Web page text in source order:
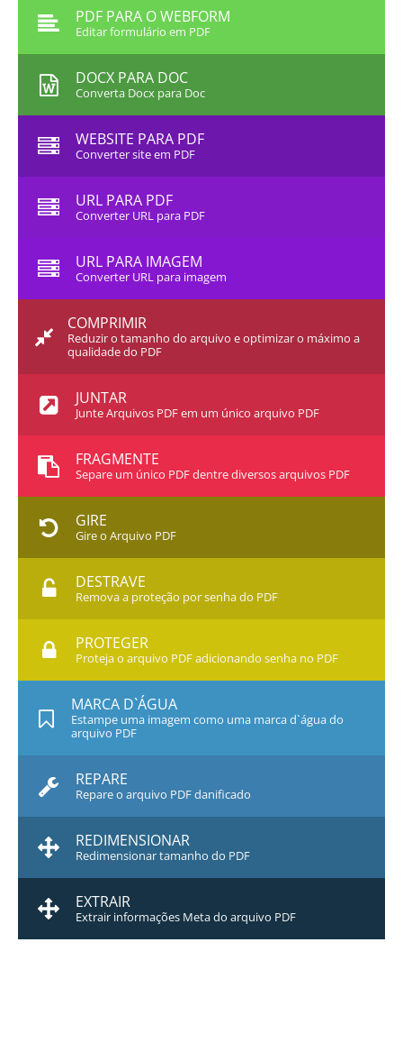
PDF PARA O WEBFORM
Editar formulário em PDF
DOCX PARA DOC
Converta Docx para Doc
WEBSITE PARA PDF
Converter site em PDF
URL PARA PDF
Converter URL para PDF
URL PARA IMAGEM
Converter URL para imagem
COMPRIMIR
Reduzir o tamanho do arquivo e optimizar o máximo a
qualidade do PDF
JUNTAR
Junte Arquivos PDF em um único arquivo PDF
FRAGMENTE
Separe um único PDF dentre diversos arquivos PDF
GIRE
Gire o Arquivo PDF
DESTRAVE
Remova a proteção por senha do PDF
PROTEGER
Proteja o arquivo PDF adicionando senha no PDF
MARCA D`ÁGUA
Estampe uma imagem como uma marca d`água do
arquivo PDF
REPARE
Repare o arquivo PDF danificado
REDIMENSIONAR
Redimensionar tamanho do PDF
EXTRAIR
Extrair informações Meta do arquivo PDF